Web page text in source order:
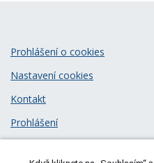
Prohlášení o cookies
Nastavení cookies
Kontakt
Prohlášení